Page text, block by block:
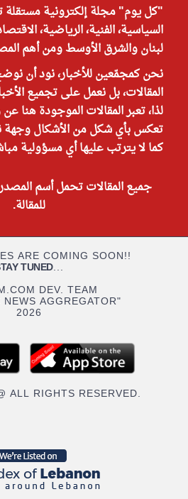
"كل يوم" مجلة إلكترونية مستقلة
السياسية، الفنية، الرياضية،
لبنان والشرق الأوسط ومن أهم
نحن كمجمّعين للأخبار، نود أن
المقالات، بل نعمل على تجميع
لذا، تعبر المقالات الموجودة هنا
تعكس بأي شكل من الأشكال
كما لا يترتب عليها أي مسؤولية
جميع المقالات تحمل أسم المصدر
للمقالة.
ARE COMING SOON!!
TUNED...
DEV. TEAM
AGGREGATOR"
2026
ALL RIGHTS RESERVED.